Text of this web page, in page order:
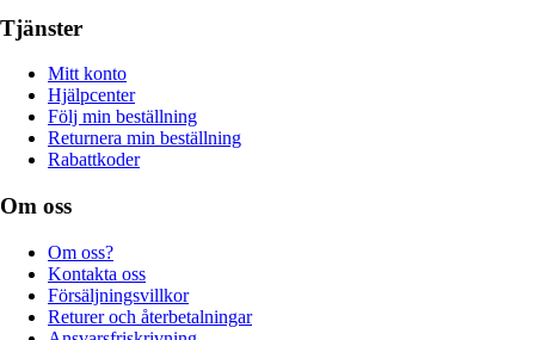
Tjänster
Mitt konto
Hjälpcenter
Följ min beställning
Returnera min beställning
Rabattkoder
Om oss
Om oss?
Kontakta oss
Försäljningsvillkor
Returer och återbetalningar